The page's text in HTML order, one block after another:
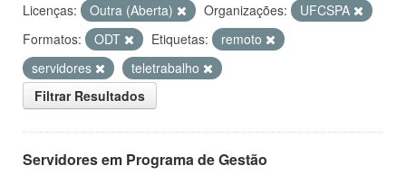
Licenças: Outra (Aberta) Organizações:
UFCSPA
Formatos:
ODT Etiquetas:
remoto
servidores
teletrabalho
Filtrar Resultados
Servidores em Programa de Gestão